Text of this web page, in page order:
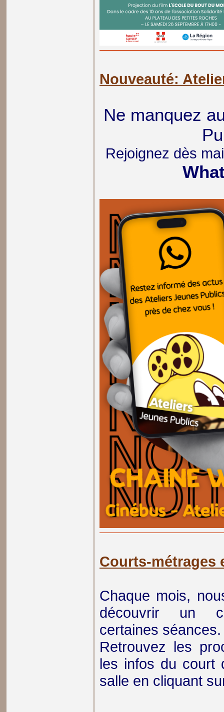
Nouveauté:
Ne manquez
Rejoignez dès
Courts-métrages
Chaque mois,
découvrir un
certaines séances.
Retrouvez les
les infos du court
salle en cliquant